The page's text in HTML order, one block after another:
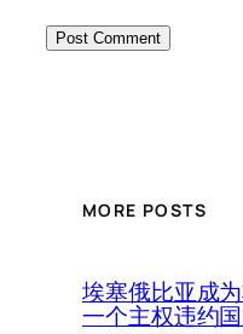
MORE POSTS
埃塞俄比亚成
一个主权违约